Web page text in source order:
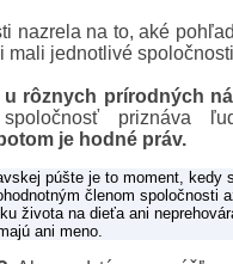
nazrela na to, aké
mali jednotlivé
u rôznych prírodných
priznáva
je hodné práv.
púšte je to moment, kedy
členom spoločnosti
života na dieťa ani
ani meno.